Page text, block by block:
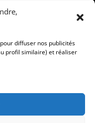
diffuser nos publicités
profil similaire) et réaliser